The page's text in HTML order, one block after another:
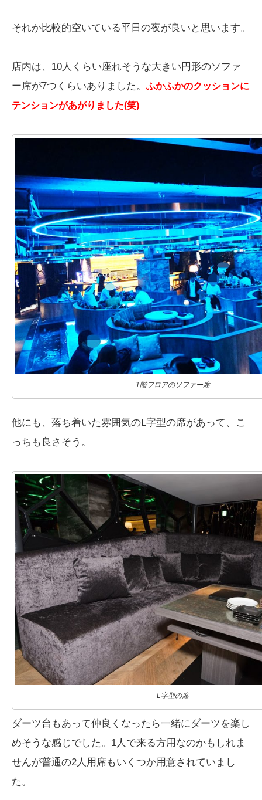
それか比較的空いている平日の夜が良いと思います。
店内は、10人くらい座れそうな大きい円形のソファ
ー席が7つくらいありました。 ふかふかのクッションに
テンションがあがりました(笑)
1階フロアのソファー席
他にも、落ち着いた雰囲気のL字型の席があって、こ
っちも良さそう。
L字型の席
ダーツ台もあって仲良くなったら一緒にダーツを楽し
めそうな感じでした。1人で来る方用なのかもしれま
せんが普通の2人用席もいくつか用意されていまし
た。